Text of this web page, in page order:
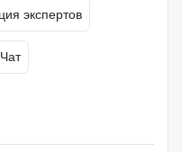
экспертов
Чат